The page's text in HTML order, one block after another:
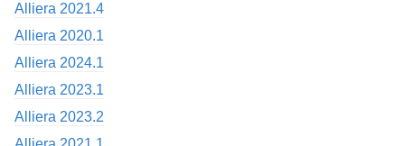
Alliera 2021.4
Alliera 2020.1
Alliera 2024.1
Alliera 2023.1
Alliera 2023.2